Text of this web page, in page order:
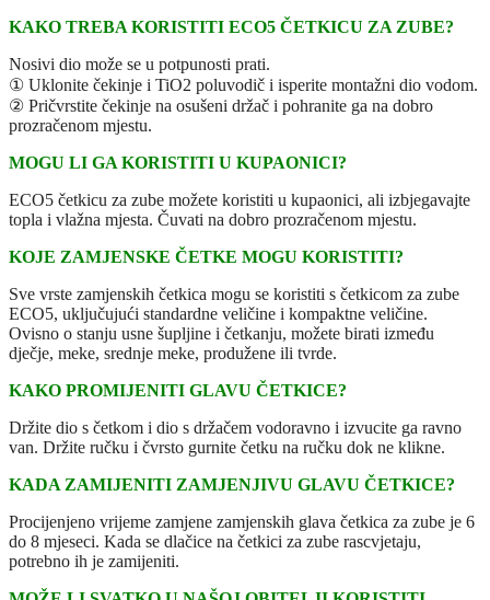
KAKO TREBA KORISTITI ECO5 ČETKICU ZA ZUBE?
Nosivi dio može se u potpunosti prati.
① Uklonite čekinje i TiO2 poluvodič i isperite montažni dio vodom.
② Pričvrstite čekinje na osušeni držač i pohranite ga na dobro
prozračenom mjestu.
MOGU LI GA KORISTITI U KUPAONICI?
ECO5 četkicu za zube možete koristiti u kupaonici, ali izbjegavajte
topla i vlažna mjesta. Čuvati na dobro prozračenom mjestu.
KOJE ZAMJENSKE ČETKE MOGU KORISTITI?
Sve vrste zamjenskih četkica mogu se koristiti s četkicom za zube
ECO5, uključujući standardne veličine i kompaktne veličine.
Ovisno o stanju usne šupljine i četkanju, možete birati između
dječje, meke, srednje meke, produžene ili tvrde.
KAKO PROMIJENITI GLAVU ČETKICE?
Držite dio s četkom i dio s držačem vodoravno i izvucite ga ravno
van. Držite ručku i čvrsto gurnite četku na ručku dok ne klikne.
KADA ZAMIJENITI ZAMJENJIVU GLAVU ČETKICE?
Procijenjeno vrijeme zamjene zamjenskih glava četkica za zube je 6
do 8 mjeseci. Kada se dlačice na četkici za zube rascvjetaju,
potrebno ih je zamijeniti.